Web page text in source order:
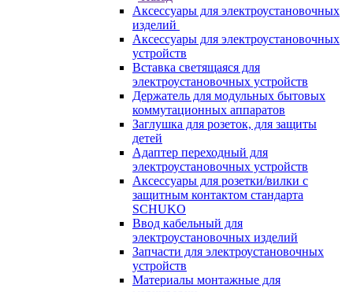
Аксессуары для электроустановочных
изделий
Аксессуары для электроустановочных
устройств
Вставка светящаяся для
электроустановочных устройств
Держатель для модульных бытовых
коммутационных аппаратов
Заглушка для розеток, для защиты
детей
Адаптер переходный для
электроустановочных устройств
Аксессуары для розетки/вилки с
защитным контактом стандарта
SCHUKO
Ввод кабельный для
электроустановочных изделий
Запчасти для электроустановочных
устройств
Материалы монтажные для